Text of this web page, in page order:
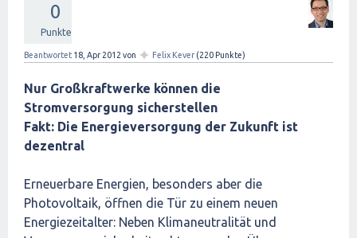
0
Punkte
Beantwortet 18, Apr 2012 von ✦ Felix Kever (220 Punkte)
Nur Großkraftwerke können die
Stromversorgung sicherstellen
Fakt: Die Energieversorgung der Zukunft ist
dezentral
Erneuerbare Energien, besonders aber die
Photovoltaik, öffnen die Tür zu einem neuen
Energiezeitalter: Neben Klimaneutralität und